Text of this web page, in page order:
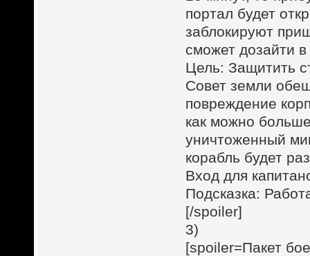
портал будет
заблокируют
сможет дозайти
Цель: Защитить
Совет земли
повреждение
как можно
уничтоженный
корабль будет
Вход для
Подсказка:
[/spoiler]
3)
[spoiler=Пакет